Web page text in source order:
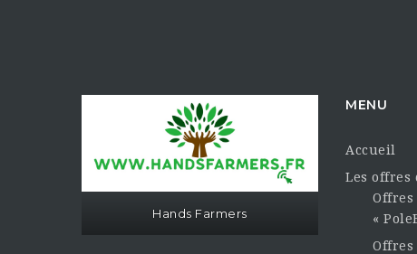
Hands Farmers
MENU
Accueil
Les offres
«
Offres